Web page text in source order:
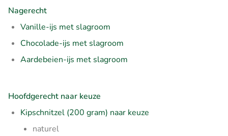
Nagerecht
Vanille-ijs met slagroom
Chocolade-ijs met slagroom
Aardebeien-ijs met slagroom
Hoofdgerecht naar keuze
Kipschnitzel (200 gram) naar keuze
naturel